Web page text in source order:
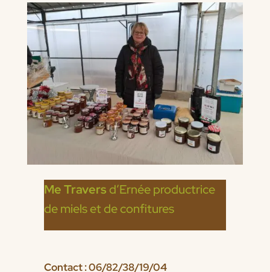
Me Travers d’Ernée productrice
de miels et de confitures
Contact : 06/82/38/19/04